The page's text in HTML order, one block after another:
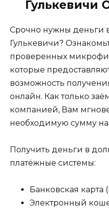
Гулькевичи
Срочно нужны деньги
Гулькевичи?
проверенных
которые
возможность
онлайн. Как только
компанией, Вам
необходимую сумму
Получить деньги в
платёжные системы:
Банковская карта
Электронный